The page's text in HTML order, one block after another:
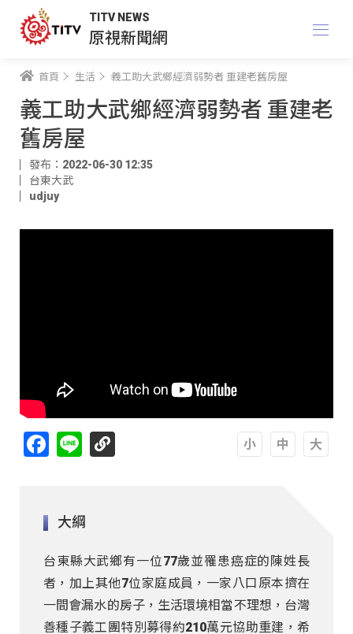
TITV NEWS
原視新聞網
首頁 生活 義工助大武鄉經濟弱勢者 重建老舊房屋
義工助大武鄉經濟弱勢者 重建老
舊房屋
發布：2022-06-30 12:35
台東大武
udjuy
Facebook
Line
大綱
台東縣大武鄉有一位77歲並罹患癌症的陳姓長
者，加上其他7位家庭成員，一家八口原本擠在
一間會漏水的房子，生活環境相當不理想，台灣
善種子義工團特別募得約210萬元協助重建，希